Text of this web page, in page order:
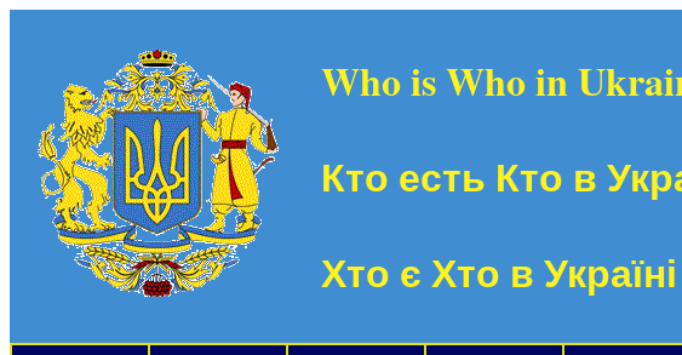
Who is Who in
Кто есть Кто в
Хто є Хто в Україні